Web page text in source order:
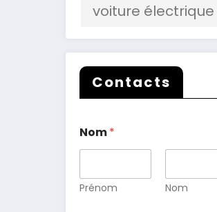
voiture électrique
Contacts
Nom*
Prénom Nom